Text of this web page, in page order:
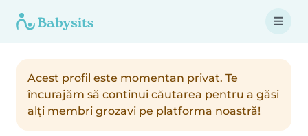
Acest profil este momentan privat. Te
încurajăm să continui căutarea pentru a găsi
alți membri grozavi pe platforma noastră!